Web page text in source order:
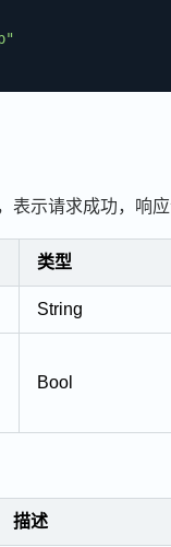
表示请求成功，响
类型
String
Bool
描述